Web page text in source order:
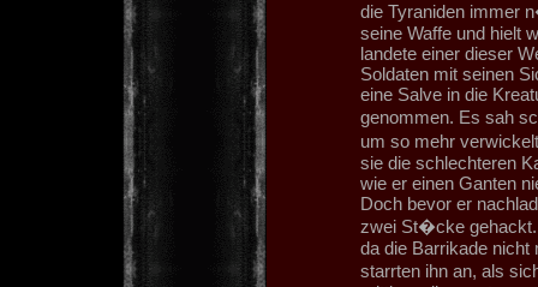
die Tyraniden immer
seine Waffe und hielt
landete einer dieser
Soldaten mit seinen
eine Salve in die
genommen. Es sah
um so mehr
sie die schlechteren
wie er einen Ganten
Doch bevor er
zwei St�cke
da die Barrikade nicht
starrten ihn an, als